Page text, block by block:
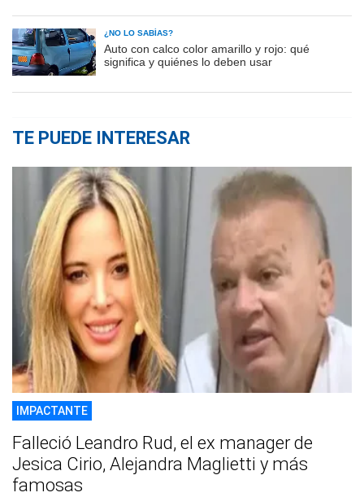
¿NO LO SABÍAS?
Auto con calco color amarillo y rojo: qué
significa y quiénes lo deben usar
TE PUEDE INTERESAR
IMPACTANTE
Falleció Leandro Rud, el ex manager de
Jesica Cirio, Alejandra Maglietti y más
famosas